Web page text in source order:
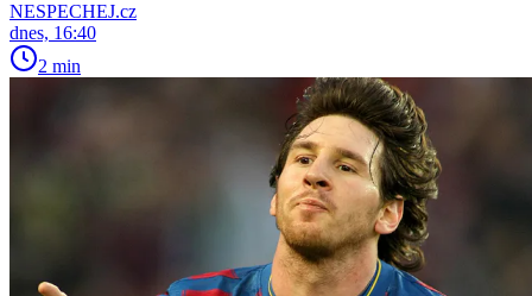
NESPECHEJ.cz
dnes, 16:40
2 min